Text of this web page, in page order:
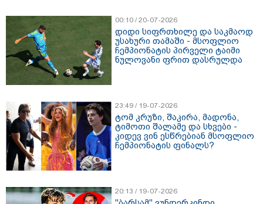
00:10 / 20-07-2026
დიდი სიფრთხილე და საკმაოდ
უსახური თამაში - მსოფლიო
ჩემპიონატის პირველი ტაიმი
ნულოვანი ფრით დასრულდა
23:49 / 19-07-2026
ტომ კრუზი, შაკირა, მადონა,
ტიმოთი შალამე და სხვები -
კიდევ ვინ ესწრებიან მსოფლიო
ჩემპიონატის ფინალს?
20:13 / 19-07-2026